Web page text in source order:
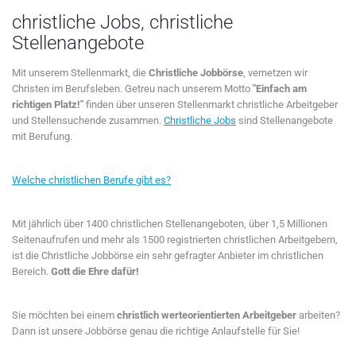
christliche Jobs, christliche
Stellenangebote
Mit unserem Stellenmarkt, die Christliche Jobbörse, vernetzen wir
Christen im Berufsleben. Getreu nach unserem Motto "Einfach am
richtigen Platz!" finden über unseren Stellenmarkt christliche Arbeitgeber
und Stellensuchende zusammen. Christliche Jobs sind Stellenangebote
mit Berufung.
Welche christlichen Berufe gibt es?
Mit jährlich über 1400 christlichen Stellenangeboten, über 1,5 Millionen
Seitenaufrufen und mehr als 1500 registrierten christlichen Arbeitgebern,
ist die Christliche Jobbörse ein sehr gefragter Anbieter im christlichen
Bereich. Gott die Ehre dafür!
Sie möchten bei einem christlich werteorientierten Arbeitgeber arbeiten?
Dann ist unsere Jobbörse genau die richtige Anlaufstelle für Sie!